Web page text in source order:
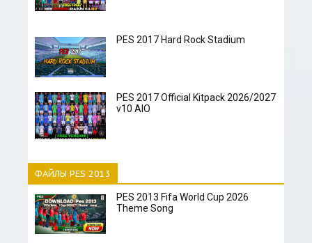
PES 2017 Hard Rock Stadium
PES 2017 Official Kitpack 2026/2027
v10 AIO
ФАЙЛЫ PES 2013
PES 2013 Fifa World Cup 2026
Theme Song